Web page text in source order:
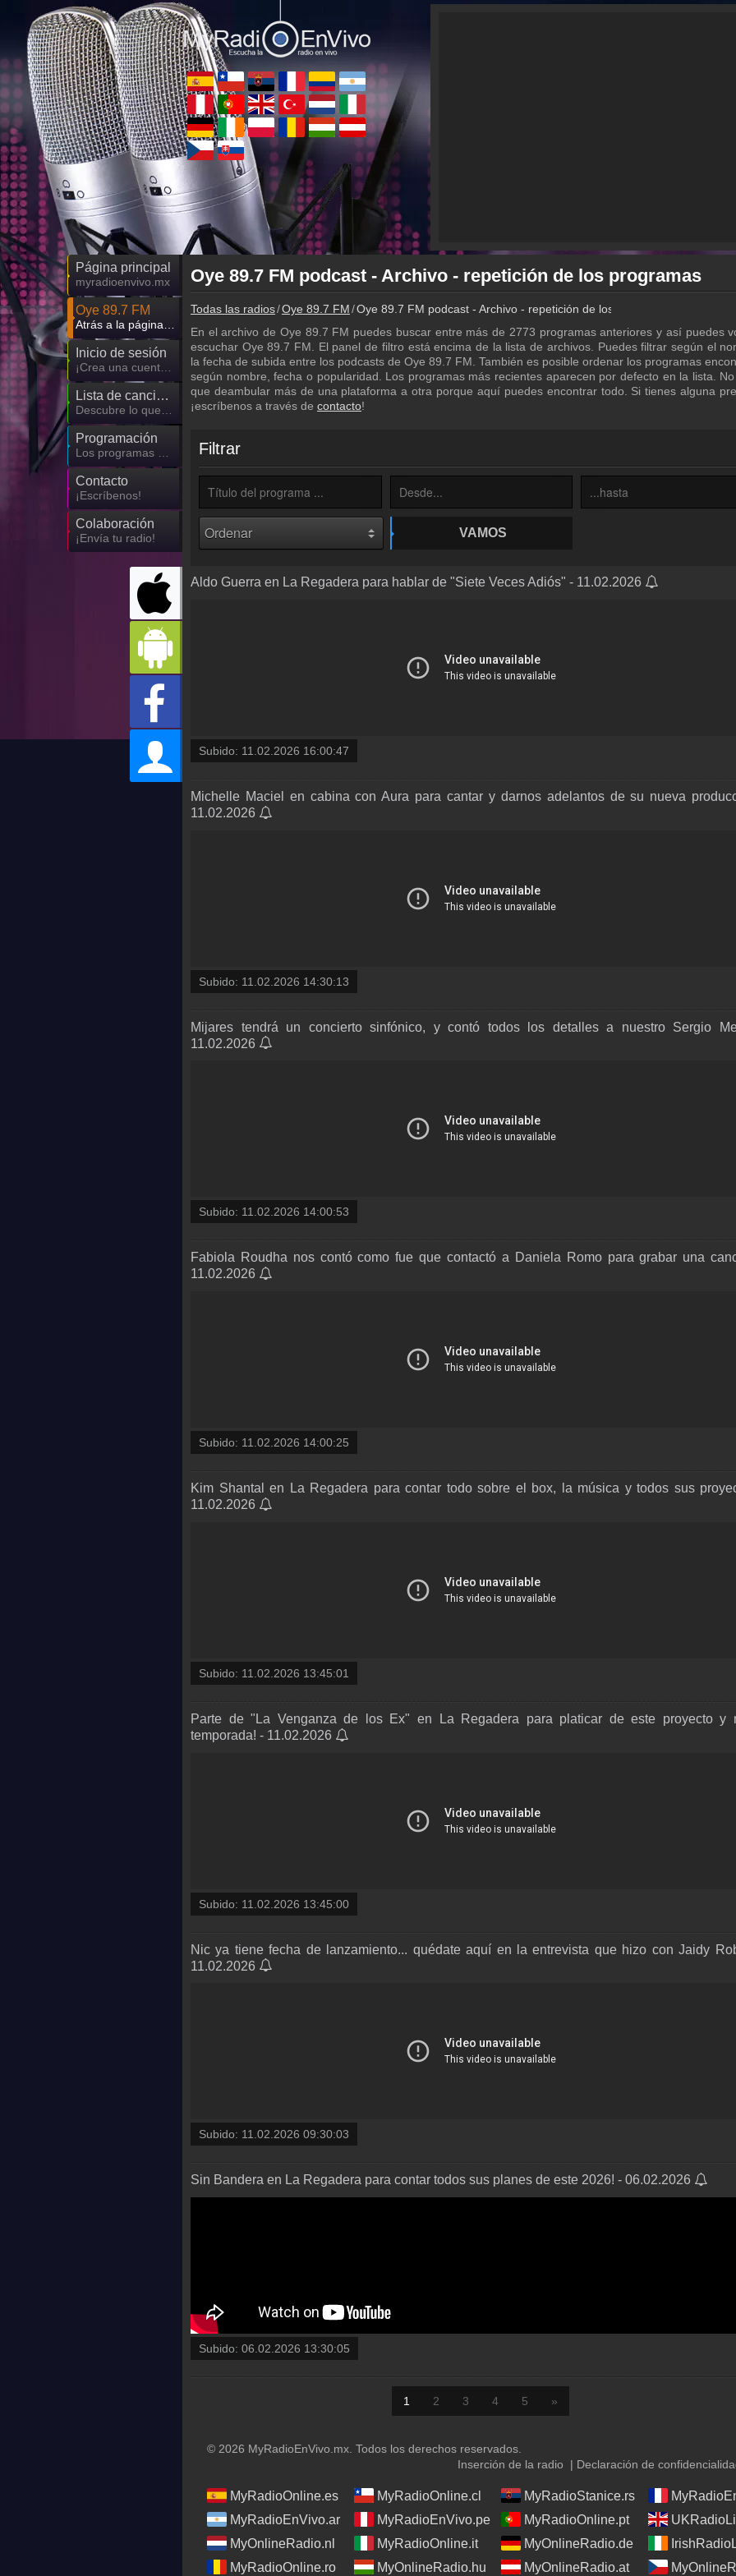
Página principal
myradioenvivo.mx
Oye 89.7 FM
Inicio de sesión
Lista de canciones
Programación
Contacto
¡Escríbenos!
Colaboración
¡Envía tu radio!
Oye 89.7 FM podcast - Archivo - repetición de los programas
Todas las radios Oye 89.7 FM Oye 89.7 FM podcast - Archivo - repetición de los programas
En el archivo de Oye 89.7 FM puedes buscar entre más de 2773 programas anteriores y así puedes
escuchar Oye 89.7 FM. El panel de filtro está encima de la lista de archivos. Puedes filtrar según el
la fecha de subida entre los podcasts de Oye 89.7 FM. También es posible ordenar los programas
según nombre, fecha o popularidad. Los programas más recientes aparecen por defecto en la lista.
que deambular más de una plataforma a otra porque aquí puedes encontrar todo. Si tienes alguna
¡escríbenos a través de contacto!
Filtrar
VAMOS
Aldo Guerra en La Regadera para hablar de "Siete Veces Adiós" - 11.02.2026
Subido: 11.02.2026 16:00:47
Michelle Maciel en cabina con Aura para cantar y darnos adelantos de su nueva
11.02.2026
Subido: 11.02.2026 14:30:13
Mijares tendrá un concierto sinfónico, y contó todos los detalles a nuestro Sergio
11.02.2026
Subido: 11.02.2026 14:00:53
Fabiola Roudha nos contó como fue que contactó a Daniela Romo para grabar una
11.02.2026
Subido: 11.02.2026 14:00:25
Kim Shantal en La Regadera para contar todo sobre el box, la música y todos sus
11.02.2026
Subido: 11.02.2026 13:45:01
Parte de "La Venganza de los Ex" en La Regadera para platicar de este proyecto y
temporada! - 11.02.2026
Subido: 11.02.2026 13:45:00
Nic ya tiene fecha de lanzamiento... quédate aquí en la entrevista que hizo con Jaidy
11.02.2026
Subido: 11.02.2026 09:30:03
Sin Bandera en La Regadera para contar todos sus planes de este 2026! - 06.02.2026
Subido: 06.02.2026 13:30:05
1 2 3 4 5 »
© 2026 MyRadioEnVivo.mx. Todos los derechos reservados.
Inserción de la radio | Declaración de
MyRadioOnline.es MyRadioOnline.cl MyRadioStanice.rs
MyRadioEnVivo.ar
MyRadioEnVivo.pe MyRadioOnline.pt
MyOnlineRadio.nl
MyRadioOnline.it MyOnlineRadio.de
MyRadioOnline.ro
MyOnlineRadio.hu MyOnlineRadio.at